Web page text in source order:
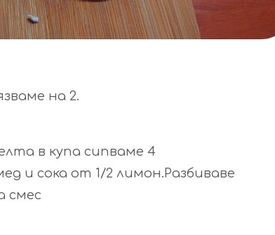
на 2.
в купа сипваме 4
и сока от 1/2 лимон.Разбиваве
смес